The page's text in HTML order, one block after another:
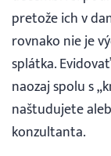
pretože ich v
rovnako nie je
splátka.
naozaj spolu s
naštudujete
konzultanta.